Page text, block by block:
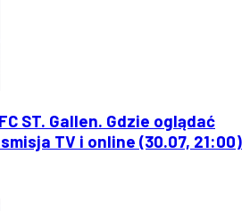
ST. Gallen. Gdzie oglądać
TV i online (30.07, 21:00)